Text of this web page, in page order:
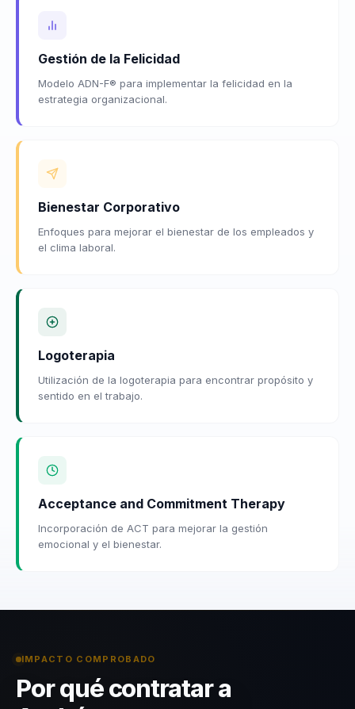
Gestión de la Felicidad
Modelo ADN-F® para implementar la felicidad en la
estrategia organizacional.
Bienestar Corporativo
Enfoques para mejorar el bienestar de los empleados y
el clima laboral.
Logoterapia
Utilización de la logoterapia para encontrar propósito y
sentido en el trabajo.
Acceptance and Commitment Therapy
Incorporación de ACT para mejorar la gestión
emocional y el bienestar.
IMPACTO COMPROBADO
Por qué contratar a